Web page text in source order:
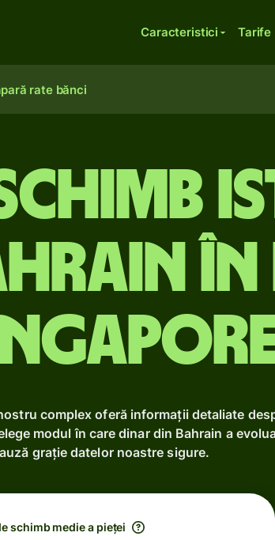
Caracteristici Tarife
rate bănci
complex oferă informații detaliate
modul în care dinar din Bahrain a
grație datelor noastre sigure.
schimb medie a pieței